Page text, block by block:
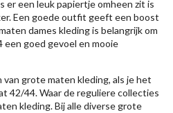
er een leuk papiertje omheen zit is
Een goede outfit geeft een boost
dames kleding is belangrijk om
een goed gevoel en mooie
grote maten kleding, als je het
42/44. Waar de reguliere collecties
kleding. Bij alle diverse grote